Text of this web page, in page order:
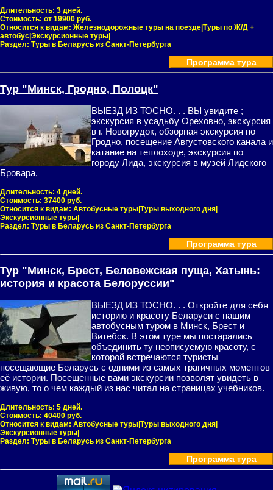
Длительность: 3 дней.
Стоимость: от 19900 руб.
Относится к видам: Железнодорожные туры на поезде|Туры по Ж/Д +
автобус|Экскурсионные туры|
Раздел: Туры в Беларусь из Санкт-Петербурга
Программа тура
Тур "Минск, Гродно, Полоцк"
ВЫЕЗД ИЗ ТОСНО. . . ВЫ увидите ;
экскурсия в усадьбу Ореховно, экскурсия
в г. Новогрудок, обзорная экскурсия по
Гродно, посещение Августовского канала и
катание на теплоходе, экскурсия по
городу Лида, экскурсия в музей Лидского
Бровара,
Длительность: 4 дней.
Стоимость: 37400 руб.
Относится к видам: Автобусные туры|Туры выходного дня|
Экскурсионные туры|
Раздел: Туры в Беларусь из Санкт-Петербурга
Программа тура
Тур "Минск, Брест, Беловежская пуща, Хатынь:
история и красота Белоруссии"
ВЫЕЗД ИЗ ТОСНО. . . Откройте для себя
историю и красоту Беларуси с нашим
автобусным туром в Минск, Брест и
Витебск. В этом туре мы постарались
объединить ту неописуемую красоту, с
которой встречаются туристы
посещающие Беларусь с одними из самых трагичных моментов
её истории. Посещенные вами экскурсии позволят увидеть в
живую, то о чем каждый из нас читал на страницах учебников.
Длительность: 5 дней.
Стоимость: 40400 руб.
Относится к видам: Автобусные туры|Туры выходного дня|
Экскурсионные туры|
Раздел: Туры в Беларусь из Санкт-Петербурга
Программа тура